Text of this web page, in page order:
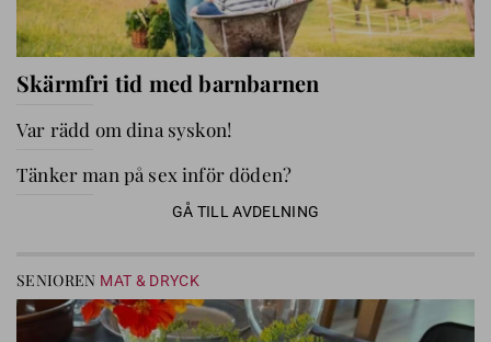
Skärmfri tid med barnbarnen
Var rädd om dina syskon!
Tänker man på sex inför döden?
GÅ TILL AVDELNING
SENIOREN MAT & DRYCK